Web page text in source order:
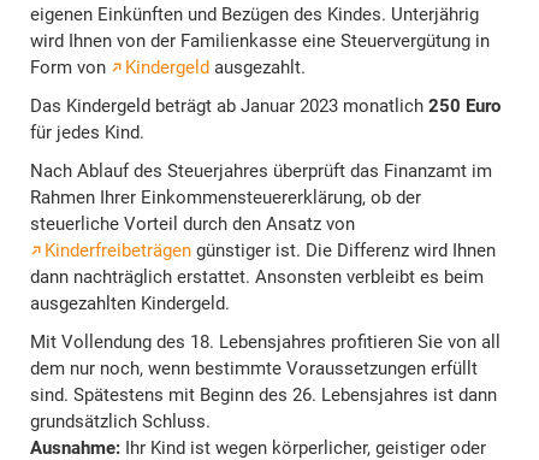
eigenen Einkünften und Bezügen des Kindes. Unterjährig
wird Ihnen von der Familienkasse eine Steuervergütung in
Form von
Kindergeld ausgezahlt.
Das Kindergeld beträgt ab Januar 2023 monatlich 250 Euro
für jedes Kind.
Nach Ablauf des Steuerjahres überprüft das Finanzamt im
Rahmen Ihrer Einkommensteuererklärung, ob der
steuerliche Vorteil durch den Ansatz von
Kinderfreibeträgen günstiger ist. Die Differenz wird Ihnen
dann nachträglich erstattet. Ansonsten verbleibt es beim
ausgezahlten Kindergeld.
Mit Vollendung des 18. Lebensjahres profitieren Sie von all
dem nur noch, wenn bestimmte Voraussetzungen erfüllt
sind. Spätestens mit Beginn des 26. Lebensjahres ist dann
grundsätzlich Schluss.
Ausnahme: Ihr Kind ist wegen körperlicher, geistiger oder